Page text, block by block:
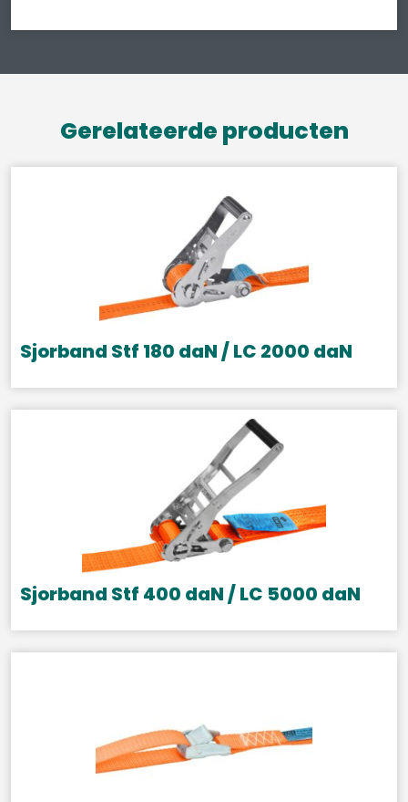
Gerelateerde producten
Sjorband Stf 180 daN / LC 2000 daN
Sjorband Stf 400 daN / LC 5000 daN